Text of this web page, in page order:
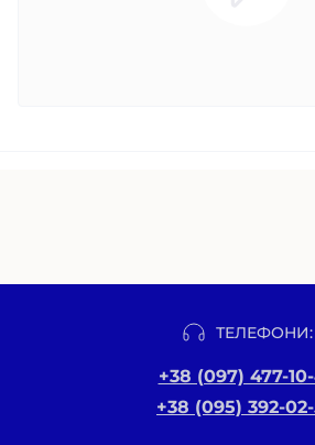
ТЕЛЕФОНИ:
+38 (097) 477-
+38 (095) 392-